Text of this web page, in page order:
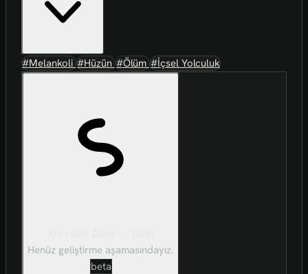
#Melankoli#Hüzün#Ölüm#İçsel Yolculuk
Henüz geliştirme aşamasındayız.
beta